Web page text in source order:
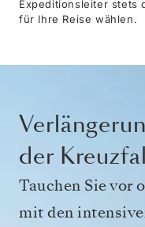
Expeditionsleiter stets
für Ihre Reise wählen.
der
Tauchen Sie vor
mit den